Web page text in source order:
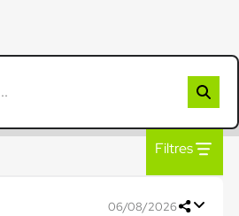
Filtres
06/08/2026